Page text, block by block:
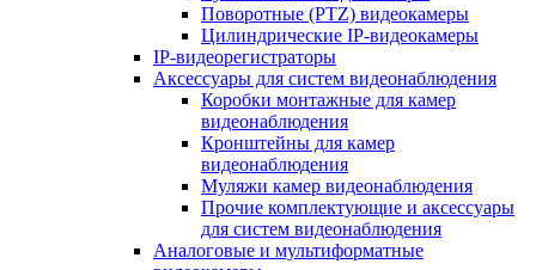
Поворотные (PTZ) видеокамеры
Цилиндрические IP-видеокамеры
IP-видеорегистраторы
Аксессуары для систем видеонаблюдения
Коробки монтажные для камер
видеонаблюдения
Кронштейны для камер
видеонаблюдения
Муляжи камер видеонаблюдения
Прочие комплектующие и аксессуары
для систем видеонаблюдения
Аналоговые и мультиформатные